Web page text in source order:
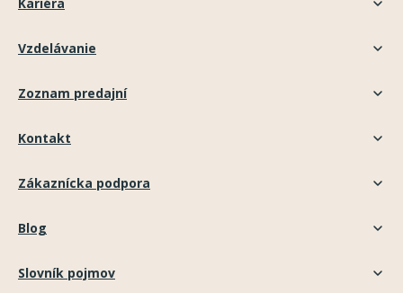
Kariéra
Vzdelávanie
Zoznam predajní
Kontakt
Zákaznícka podpora
Blog
Slovník pojmov